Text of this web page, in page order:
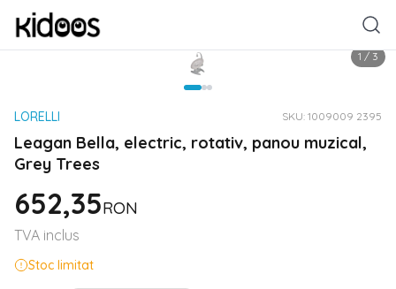
1 / 3
LORELLI SKU: 1009009 2395
Leagan Bella, electric, rotativ, panou muzical,
Grey Trees
652,35RON
TVA inclus
Stoc limitat